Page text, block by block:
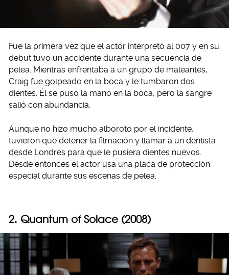
Fue la primera vez que el actor interpretó al 007 y en su
debut tuvo un accidente durante una secuencia de
pelea. Mientras enfrentaba a un grupo de maleantes,
Craig fue golpeado en la boca y le tumbaron dos
dientes. Él se puso la mano en la boca, pero la sangre
salió con abundancia.
Aunque no hizo mucho alboroto por el incidente,
tuvieron que detener la filmación y llamar a un dentista
desde Londres para que le pusiera dientes nuevos.
Desde entonces el actor usa una placa de protección
especial durante sus escenas de pelea.
2. Quantum of Solace (2008)